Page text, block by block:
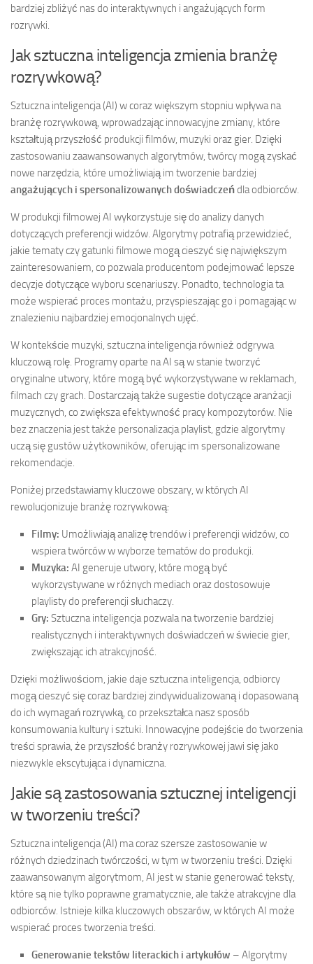
bardziej zbliżyć nas do interaktywnych i angażujących form
rozrywki.
Jak sztuczna inteligencja zmienia branżę
rozrywkową?
Sztuczna inteligencja (AI) w coraz większym stopniu wpływa na
branżę rozrywkową, wprowadzając innowacyjne zmiany, które
kształtują przyszłość produkcji filmów, muzyki oraz gier. Dzięki
zastosowaniu zaawansowanych algorytmów, twórcy mogą zyskać
nowe narzędzia, które umożliwiają im tworzenie bardziej
angażujących i spersonalizowanych doświadczeńdla odbiorców.
W produkcji filmowej AI wykorzystuje się do analizy danych
dotyczących preferencji widzów. Algorytmy potrafią przewidzieć,
jakie tematy czy gatunki filmowe mogą cieszyć się największym
zainteresowaniem, co pozwala producentom podejmować lepsze
decyzje dotyczące wyboru scenariuszy. Ponadto, technologia ta
może wspierać proces montażu, przyspieszając go i pomagając w
znalezieniu najbardziej emocjonalnych ujęć.
W kontekście muzyki, sztuczna inteligencja również odgrywa
kluczową rolę. Programy oparte na AI są w stanie tworzyć
oryginalne utwory, które mogą być wykorzystywane w reklamach,
filmach czy grach. Dostarczają także sugestie dotyczące aranżacji
muzycznych, co zwiększa efektywność pracy kompozytorów. Nie
bez znaczenia jest także personalizacja playlist, gdzie algorytmy
uczą się gustów użytkowników, oferując im spersonalizowane
rekomendacje.
Poniżej przedstawiamy kluczowe obszary, w których AI
rewolucjonizuje branżę rozrywkową:
Filmy: Umożliwiają analizę trendów i preferencji widzów, co
wspiera twórców w wyborze tematów do produkcji.
Muzyka: AI generuje utwory, które mogą być
wykorzystywane w różnych mediach oraz dostosowuje
playlisty do preferencji słuchaczy.
Gry: Sztuczna inteligencja pozwala na tworzenie bardziej
realistycznych i interaktywnych doświadczeń w świecie gier,
zwiększając ich atrakcyjność.
Dzięki możliwościom, jakie daje sztuczna inteligencja, odbiorcy
mogą cieszyć się coraz bardziej zindywidualizowaną i dopasowaną
do ich wymagań rozrywką, co przekształca nasz sposób
konsumowania kultury i sztuki. Innowacyjne podejście do tworzenia
treści sprawia, że przyszłość branży rozrywkowej jawi się jako
niezwykle ekscytująca i dynamiczna.
Jakie są zastosowania sztucznej inteligencji
w tworzeniu treści?
Sztuczna inteligencja (AI) ma coraz szersze zastosowanie w
różnych dziedzinach twórczości, w tym w tworzeniu treści. Dzięki
zaawansowanym algorytmom, AI jest w stanie generować teksty,
które są nie tylko poprawne gramatycznie, ale także atrakcyjne dla
odbiorców. Istnieje kilka kluczowych obszarów, w których AI może
wspierać proces tworzenia treści.
Generowanie tekstów literackich i artykułów – Algorytmy